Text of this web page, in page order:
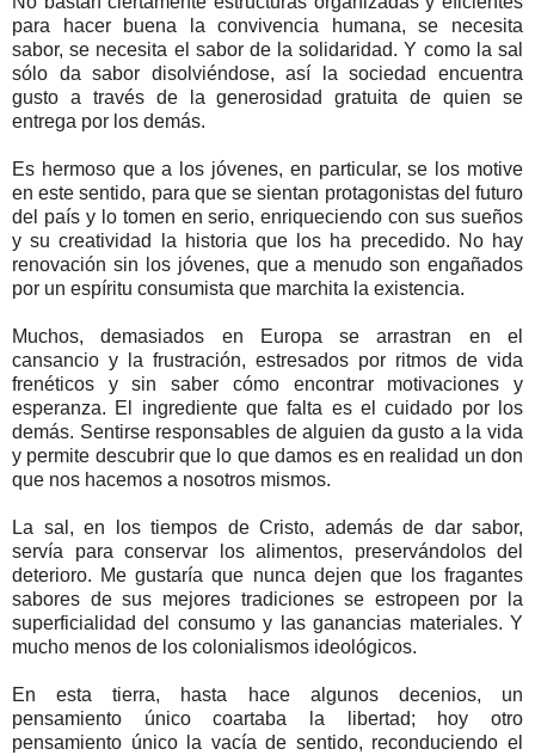
para hacer buena la convivencia humana, se necesita
sabor, se necesita el sabor de la solidaridad. Y como la sal
sólo da sabor disolviéndose, así la sociedad encuentra
gusto a través de la generosidad gratuita de quien se
entrega por los demás.
Es hermoso que a los jóvenes, en particular, se los motive
en este sentido, para que se sientan protagonistas del futuro
del país y lo tomen en serio, enriqueciendo con sus sueños
y su creatividad la historia que los ha precedido. No hay
renovación sin los jóvenes, que a menudo son engañados
por un espíritu consumista que marchita la existencia.
Muchos, demasiados en Europa se arrastran en el
cansancio y la frustración, estresados por ritmos de vida
frenéticos y sin saber cómo encontrar motivaciones y
esperanza. El ingrediente que falta es el cuidado por los
demás. Sentirse responsables de alguien da gusto a la vida
y permite descubrir que lo que damos es en realidad un don
que nos hacemos a nosotros mismos.
La sal, en los tiempos de Cristo, además de dar sabor,
servía para conservar los alimentos, preservándolos del
deterioro. Me gustaría que nunca dejen que los fragantes
sabores de sus mejores tradiciones se estropeen por la
superficialidad del consumo y las ganancias materiales. Y
mucho menos de los colonialismos ideológicos.
En esta tierra, hasta hace algunos decenios, un
pensamiento único coartaba la libertad; hoy otro
pensamiento único la vacía de sentido, reconduciendo el